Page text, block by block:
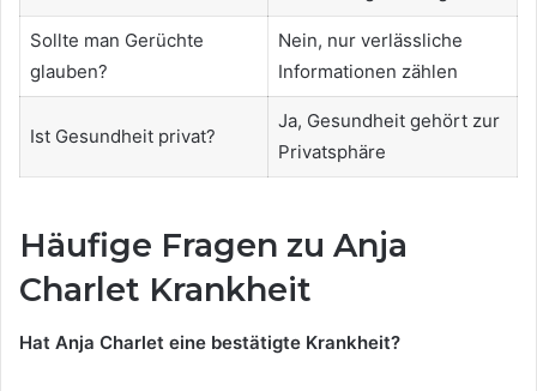
Sollte man Gerüchte
glauben?
Nein, nur verlässliche
Informationen zählen
Ist Gesundheit privat?
Ja, Gesundheit gehört zur
Privatsphäre
Häufige Fragen zu Anja
Charlet Krankheit
Hat Anja Charlet eine bestätigte Krankheit?